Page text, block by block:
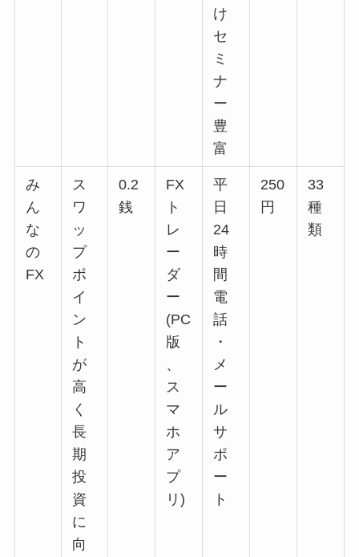
け
セ
ミ
ナ
ー
豊
富
み
ん
な
の
FX
ス
ワ
ッ
プ
ポ
イ
ン
ト
が
高
く
長
期
投
資
に
向
0.2
銭
FX
ト
レ
ー
ダ
ー
(PC
版
、
ス
マ
ホ
ア
プ
リ)
平
日
24
時
間
電
話
・
メ
ー
ル
サ
ポ
ー
ト
250
円
33
種
類